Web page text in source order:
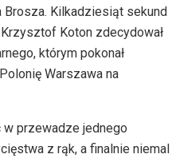
Kilkadziesiąt sekund
Koton zdecydował
którym pokonał
Warszawa na
w przewadze jednego
z rąk, a finalnie niemal